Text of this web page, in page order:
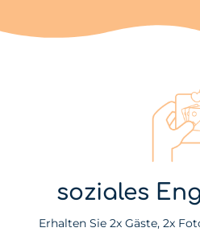
soziales
Erhalten Sie 2x Gäste, 2x